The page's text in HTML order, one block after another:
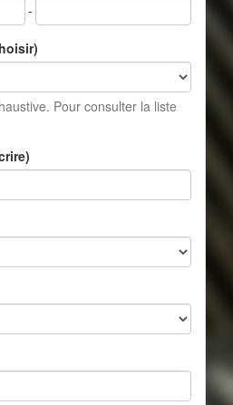
-
Pour consulter la liste